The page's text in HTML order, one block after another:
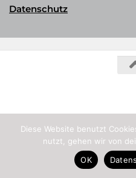
Datenschutz
Diese Website benutzt
nutzt, gehen wir von
OK